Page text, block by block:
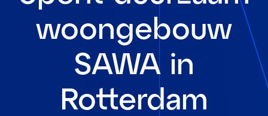
woongebouw
SAWA in
Rotterdam